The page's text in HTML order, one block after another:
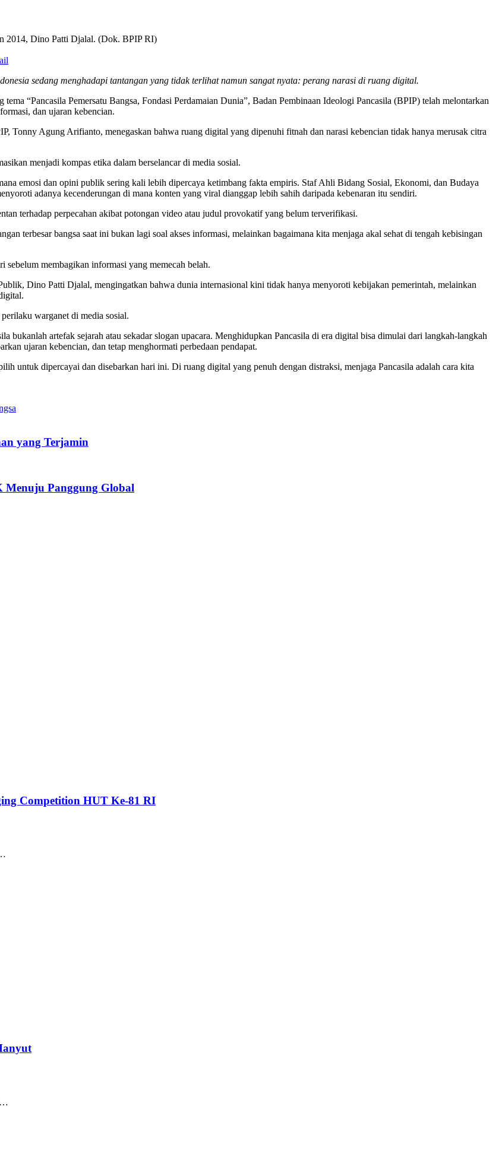
2014, Dino Patti Djalal. (Dok. BPIP RI)
sedang menghadapi tantangan yang tidak terlihat namun sangat nyata: perang narasi di ruang digital.
“Pancasila Pemersatu Bangsa, Fondasi Perdamaian Dunia”, Badan Pembinaan Ideologi Pancasila (BPIP) telah melontarkan
dan ujaran kebencian.
Tonny Agung Arifianto, menegaskan bahwa ruang digital yang dipenuhi fitnah dan narasi kebencian tidak hanya merusak citra
menjadi kompas etika dalam berselancar di media sosial.
emosi dan opini publik sering kali lebih dipercaya ketimbang fakta empiris. Staf Ahli Bidang Sosial, Ekonomi, dan Budaya
adanya kecenderungan di mana konten yang viral dianggap lebih sahih daripada kebenaran itu sendiri.
terhadap perpecahan akibat potongan video atau judul provokatif yang belum terverifikasi.
terbesar bangsa saat ini bukan lagi soal akses informasi, melainkan bagaimana kita menjaga akal sehat di tengah kebisingan
membagikan informasi yang memecah belah.
Dino Patti Djalal, mengingatkan bahwa dunia internasional kini tidak hanya menyoroti kebijakan pemerintah, melainkan
.
warganet di media sosial.
bukanlah artefak sejarah atau sekadar slogan upacara. Menghidupkan Pancasila di era digital bisa dimulai dari langkah-langkah
ujaran kebencian, dan tetap menghormati perbedaan pendapat.
untuk dipercayai dan disebarkan hari ini. Di ruang digital yang penuh dengan distraksi, menjaga Pancasila adalah cara kita
yang Terjamin
Menuju Panggung Global
Competition HUT Ke-81 RI